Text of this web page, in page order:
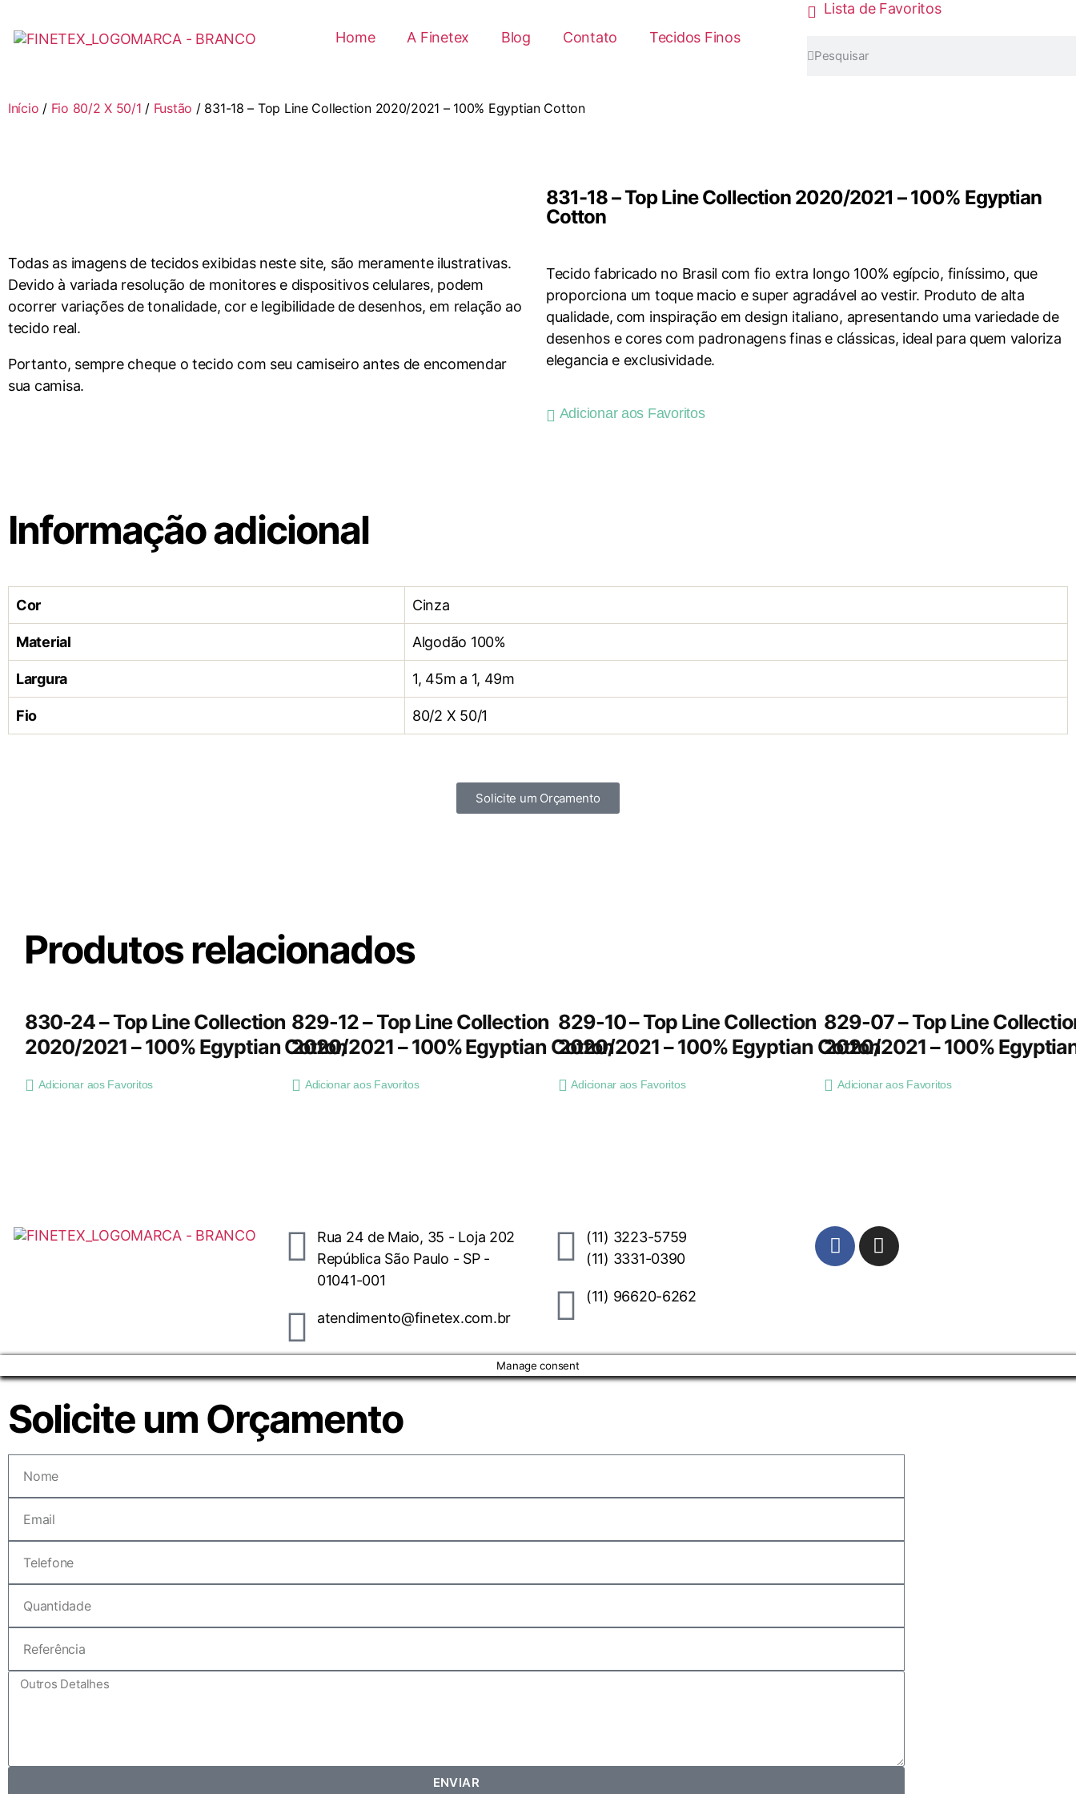
Home A Finetex Blog Contato Tecidos Finos
Lista de Favoritos
Início / Fio 80/2 X 50/1 / Fustão / 831-18 – Top Line Collection 2020/2021 – 100% Egyptian Cotton
Todas as imagens de tecidos exibidas neste site, são meramente ilustrativas.
Devido à variada resolução de monitores e dispositivos celulares, podem
ocorrer variações de tonalidade, cor e legibilidade de desenhos, em relação ao
tecido real.
Portanto, sempre cheque o tecido com seu camiseiro antes de encomendar
sua camisa.
831-18 – Top Line Collection 2020/2021 – 100% Egyptian
Cotton
Tecido fabricado no Brasil com fio extra longo 100% egípcio, finíssimo, que
proporciona um toque macio e super agradável ao vestir. Produto de alta
qualidade, com inspiração em design italiano, apresentando uma variedade de
desenhos e cores com padronagens finas e clássicas, ideal para quem valoriza
elegancia e exclusividade.
Adicionar aos Favoritos
Informação adicional
Cor Cinza
Material Algodão 100%
Largura 1, 45m a 1, 49m
Fio 80/2 X 50/1
Solicite um Orçamento
Produtos relacionados
830-24 – Top Line Collection
2020/2021 – 100% Egyptian Cotton
Adicionar aos Favoritos
829-12 – Top Line Collection
2020/2021 – 100% Egyptian Cotton
Adicionar aos Favoritos
829-10 – Top Line Collection
2020/2021 – 100% Egyptian Cotton
Adicionar aos Favoritos
829-07 – Top Line
2020/2021 – 100%
Adicionar aos Favoritos
Rua 24 de Maio, 35 - Loja 202
República São Paulo - SP -
01041-001
atendimento@finetex.com.br
(11) 3223-5759
(11) 3331-0390
(11) 96620-6262
Manage consent
Solicite um Orçamento
ENVIAR